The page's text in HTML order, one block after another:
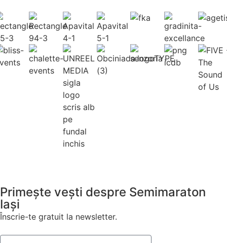
Primește vești despre Semimaraton
Iași
Înscrie-te gratuit la newsletter.